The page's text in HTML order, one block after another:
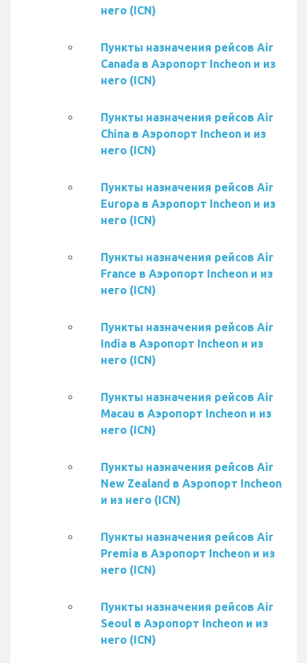
него (ICN)
Пункты назначения рейсов Air
Canada в Аэропорт Incheon и из
него (ICN)
Пункты назначения рейсов Air
China в Аэропорт Incheon и из
него (ICN)
Пункты назначения рейсов Air
Europa в Аэропорт Incheon и из
него (ICN)
Пункты назначения рейсов Air
France в Аэропорт Incheon и из
него (ICN)
Пункты назначения рейсов Air
India в Аэропорт Incheon и из
него (ICN)
Пункты назначения рейсов Air
Macau в Аэропорт Incheon и из
него (ICN)
Пункты назначения рейсов Air
New Zealand в Аэропорт Incheon
и из него (ICN)
Пункты назначения рейсов Air
Premia в Аэропорт Incheon и из
него (ICN)
Пункты назначения рейсов Air
Seoul в Аэропорт Incheon и из
него (ICN)